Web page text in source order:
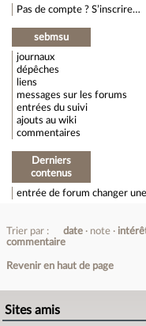
Pas de compte ? S’inscrire…
sebmsu
journaux
dépêches
liens
messages sur les forums
entrées du suivi
ajouts au wiki
commentaires
Derniers
contenus
entrée de forum changer
Trier par : date note
commentaire
Revenir en haut de page
Sites amis